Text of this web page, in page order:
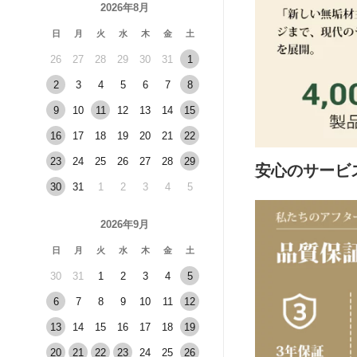
2026年8月
日 月 火 水 木 金 土
26 27 28 29 30 31 1
2 3 4 5 6 7 8
9 10 11 12 13 14 15
16 17 18 19 20 21 22
23 24 25 26 27 28 29
30 31 1 2 3 4 5
2026年9月
日 月 火 水 木 金 土
30 31 1 2 3 4 5
6 7 8 9 10 11 12
13 14 15 16 17 18 19
20 21 22 23 24 25 26
安心のサービ